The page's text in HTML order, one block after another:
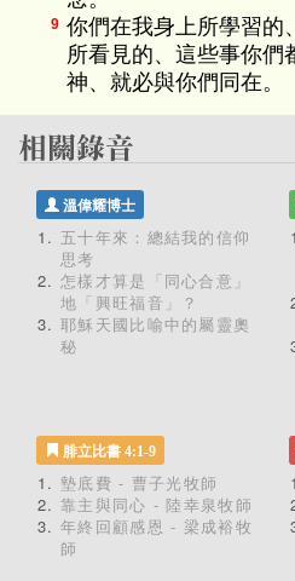
9 你們在我身上所學習的
所看見的、這些事你
神、就必與你們同在。
溫偉耀博士
五十年來：總結我的信仰
思考
怎樣才算是「同心合意」
地「興旺福音」？
耶穌天國比喻中的屬靈奧
秘
腓立比書 4:1-9
墊底費 - 曹子光牧師
靠主與同心 - 陸幸泉牧師
年終回顧感恩 - 梁成裕牧
師